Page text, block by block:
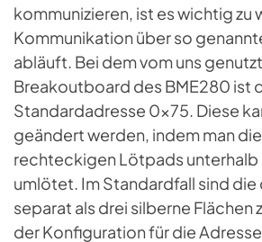
kommunizieren, ist es wichtig zu
Kommunikation über so
abläuft. Bei dem vom uns
Breakoutboard des BME280 ist
Standardadresse 0x75. Diese
geändert werden, indem man
rechteckigen Lötpads unterhalb
umlötet. Im Standardfall sind
separat als drei silberne Flächen
der Konfiguration für die